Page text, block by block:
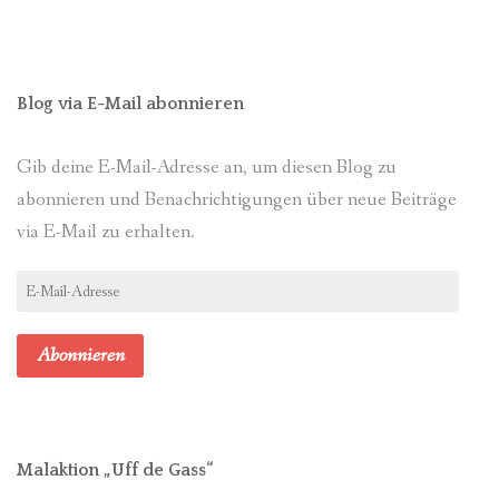
Blog via E-Mail abonnieren
Gib deine E-Mail-Adresse an, um diesen Blog zu
abonnieren und Benachrichtigungen über neue Beiträge
via E-Mail zu erhalten.
E-
Abonnieren
Malaktion „Uff de Gass“